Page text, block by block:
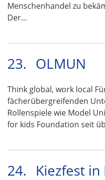
Menschenhandel zu
Der…
23. OLMUN
Think global, work local
fächerübergreifenden
Rollenspiele wie Model
for kids Foundation seit
24. Kiezfest in